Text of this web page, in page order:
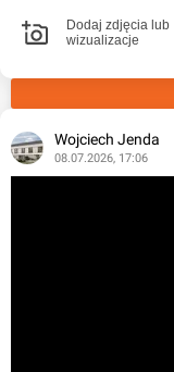
Dodaj zdjęcia lub
wizualizacje
Wojciech Jenda
08.07.2026, 17:06